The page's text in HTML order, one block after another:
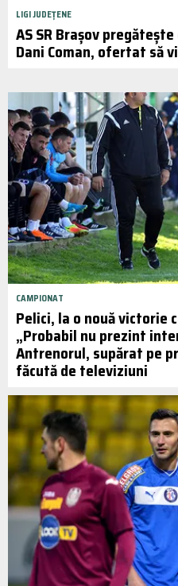
LIGI JUDEȚENE
AS SR Brașov
Dani Coman, ofertat să
CAMPIONAT
Pelici, la o nouă victorie
„Probabil nu prezint
Antrenorul, supărat pe
făcută de televiziuni